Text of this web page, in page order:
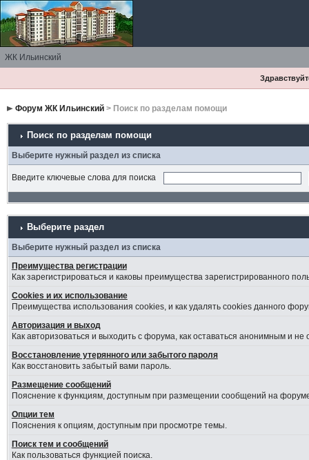
ЖК Ильинский
Форум ЖК Ильинский> Поиск по разделам помощи
Поиск по разделам помощи
Выберите нужный раздел из списка
Введите ключевые слова для поиска
Выберите раздел
Выберите нужный раздел из списка
Преимущества регистрации
Как зарегистрироваться и каковы преимущества зарегистрированного
Cookies и их использование
Преимущества использования cookies, и как удалять cookies данного
Авторизация и выход
Как авторизоваться и выходить с форума, как оставаться анонимным и
Восстановление утерянного или забытого пароля
Как восстановить забытый вами пароль.
Размещение сообщений
Пояснение к функциям, доступным при размещении сообщений на
Опции тем
Пояснения к опциям, доступным при просмотре темы.
Поиск тем и сообщений
Как пользоваться функцией поиска.